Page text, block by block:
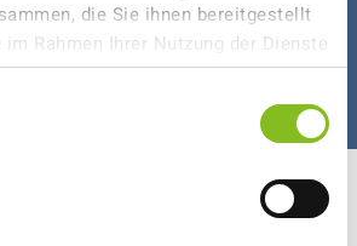
die Sie ihnen bereitgestellt
Rahmen Ihrer Nutzung der Dienste
0076 8300 1671 1000 6